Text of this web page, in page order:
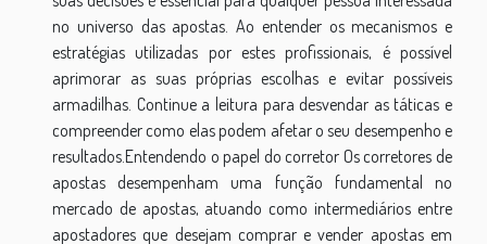
no universo das apostas. Ao entender os mecanismos e
estratégias utilizadas por estes profissionais, é possível
aprimorar as suas próprias escolhas e evitar possíveis
armadilhas. Continue a leitura para desvendar as táticas e
compreender como elas podem afetar o seu desempenho e
resultados.Entendendo o papel do corretor Os corretores de
apostas desempenham uma função fundamental no
mercado de apostas, atuando como intermediários entre
apostadores que desejam comprar e vender apostas em